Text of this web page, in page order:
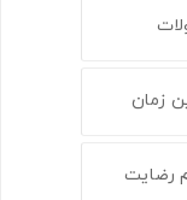
زمان
رضایت